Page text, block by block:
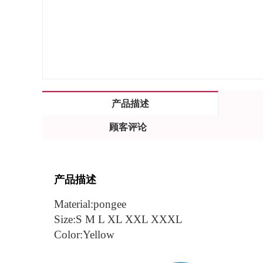
产品描述
顾客评论
产品描述
Material:pongee
Size:S M L XL XXL XXXL
Color:Yellow